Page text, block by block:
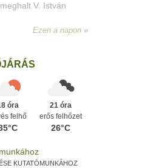
nagyolaszi
utoljára
Mohács előtt.
óra
felhő
21 óra
erős felhőzet
26°C
KUTATÓMUNKÁHOZ